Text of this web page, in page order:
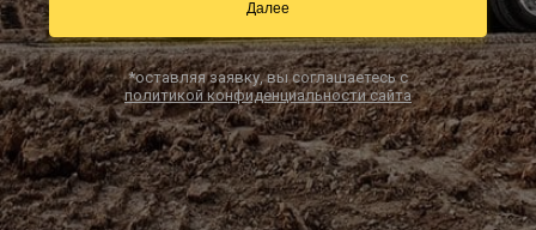
Заказать звонок
Далее
*оставляя заявку, вы соглашаетесь с
политикой конфиденциальности сайта